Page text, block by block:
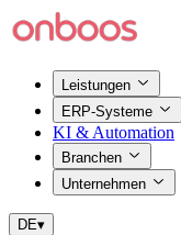
Leistungen
ERP-Systeme
KI & Automation
Branchen
Unternehmen
DE▾